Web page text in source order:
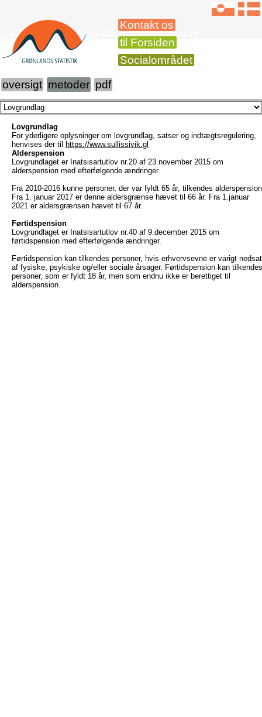
Kontakt os
til Forsiden
Socialområdet
2022 Modtagere af offentlige pensioner
oversigt metoder pdf